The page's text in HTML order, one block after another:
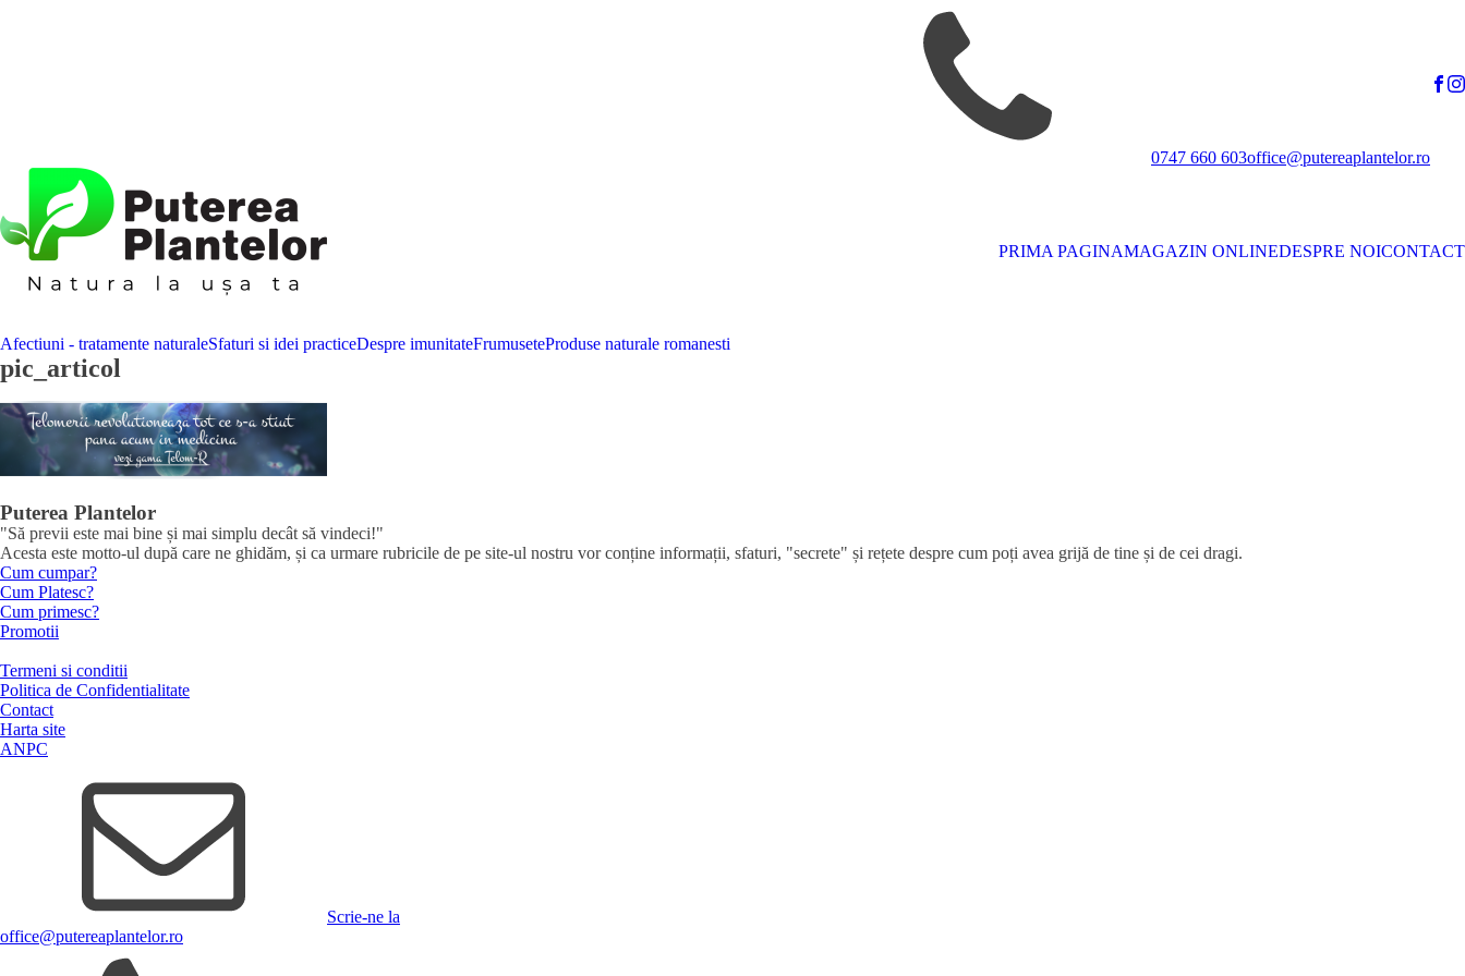
0747 660 603office@putereaplantelor.ro
PRIMA PAGINAMAGAZIN ONLINEDESPRE NOICONTACT
Afectiuni - tratamente naturaleSfaturi si idei practiceDespre imunitateFrumuseteProduse naturale romanesti
pic_articol
Puterea Plantelor
"Să previi este mai bine și mai simplu decât să vindeci!"
Acesta este motto-ul după care ne ghidăm, și ca urmare rubricile de pe site-ul nostru vor conține informații, sfaturi, "secrete" și rețete despre cum poți avea grijă de tine și de cei dragi.
Cum cumpar?
Cum Platesc?
Cum primesc?
Promotii
Termeni si conditii
Politica de Confidentialitate
Contact
Harta site
ANPC
Scrie-ne la
office@putereaplantelor.ro